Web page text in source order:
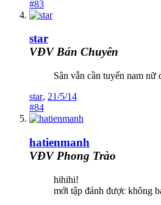
#83
star
VĐV Bán Chuyên
Sân vẫn cần tuyển nam nữ
star, 21/5/14
#84
hatienmanh
VĐV Phong Trào
hihihi!
mới tập đánh được không